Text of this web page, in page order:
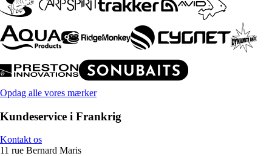
Opdag alle vores mærker
Kundeservice i Frankrig
Kontakt os
11 rue Bernard Maris